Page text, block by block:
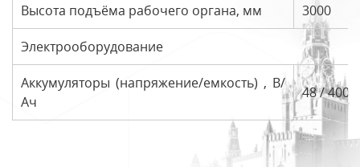
Высота подъёма рабочего органа, мм 3000
Электрооборудование
Аккумуляторы (напряжение/емкость) , В/
Ач
48 / 400;